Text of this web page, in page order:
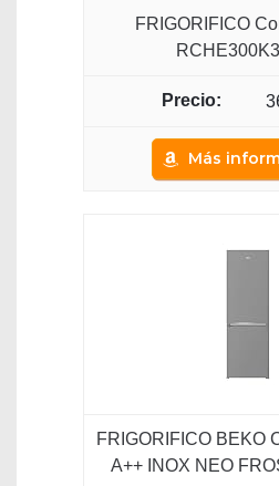
FRIGORIFICO
Más
FRIGORIFICO BEKO
A++ INOX NEO